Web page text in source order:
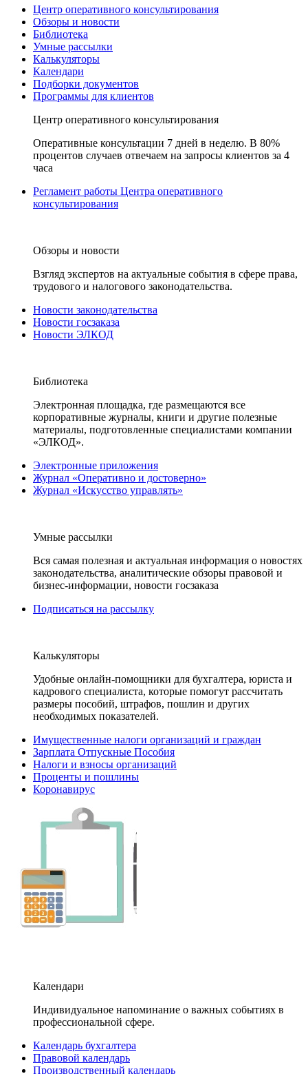
Центр оперативного консультирования
Обзоры и новости
Библиотека
Умные рассылки
Калькуляторы
Календари
Подборки документов
Программы для клиентов
Центр оперативного консультирования
Оперативные консультации 7 дней в неделю. В 80%
процентов случаев отвечаем на запросы клиентов за 4
часа
Регламент работы Центра оперативного
консультирования
Обзоры и новости
Взгляд экспертов на актуальные события в сфере права,
трудового и налогового законодательства.
Новости законодательства
Новости госзаказа
Новости ЭЛКОД
Библиотека
Электронная площадка, где размещаются все
корпоративные журналы, книги и другие полезные
материалы, подготовленные специалистами компании
«ЭЛКОД».
Электронные приложения
Журнал «Оперативно и достоверно»
Журнал «Искусство управлять»
Умные рассылки
Вся самая полезная и актуальная информация о новостях
законодательства, аналитические обзоры правовой и
бизнес-информации, новости госзаказа
Подписаться на рассылку
Калькуляторы
Удобные онлайн-помощники для бухгалтера, юриста и
кадрового специалиста, которые помогут рассчитать
размеры пособий, штрафов, пошлин и других
необходимых показателей.
Имущественные налоги организаций и граждан
Зарплата Отпускные Пособия
Налоги и взносы организаций
Проценты и пошлины
Коронавирус
Календари
Индивидуальное напоминание о важных событиях в
профессиональной сфере.
Календарь бухгалтера
Правовой календарь
Производственный календарь